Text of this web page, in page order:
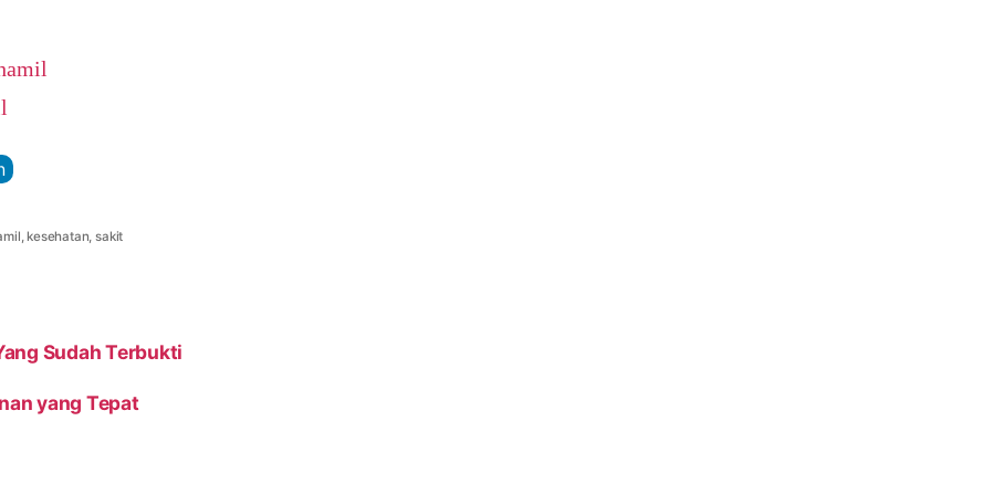
, kesehatan,sakit
Sudah Terbukti
yang Tepat